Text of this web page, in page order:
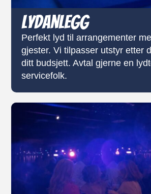
Lydanlegg
Perfekt lyd til arrangementer
gjester. Vi tilpasser utstyr etter
ditt budsjett. Avtal gjerne en
servicefolk.